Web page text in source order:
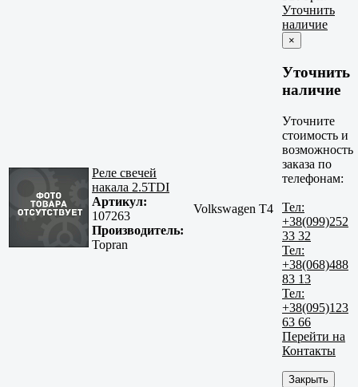
Реле свечей
накала 2.5TDI
Артикул:
107263
Производитель:
Topran
Volkswagen T4
Уточнить
наличие
×
Уточнить
наличие
Уточните
стоимость и
возможность
заказа по
телефонам:
Тел:
+38(099)252
33 32
Тел:
+38(068)488
83 13
Тел:
+38(095)123
63 66
Перейти на
Контакты
Закрыть